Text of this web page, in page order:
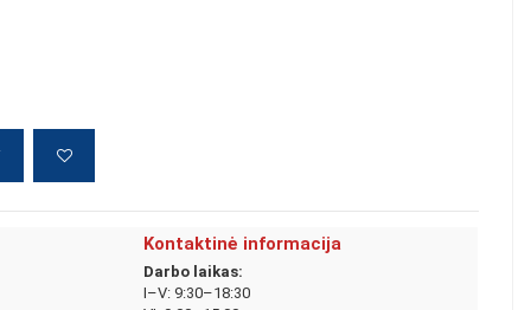
Kontaktinė informacija
Darbo laikas:
I–V: 9:30–18:30